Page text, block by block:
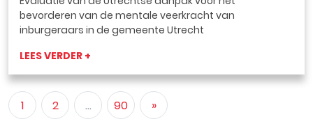
bevorderen van de mentale veerkracht van
inburgeraars in de gemeente Utrecht
LEES VERDER +
1 2 ... 90 »